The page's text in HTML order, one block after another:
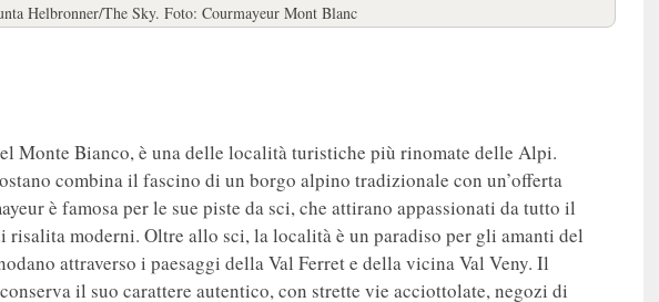
Helbronner/The Sky. Foto: Courmayeur Mont Blanc
Monte Bianco, è una delle località turistiche più rinomate delle Alpi.
combina il fascino di un borgo alpino tradizionale con un’offerta
è famosa per le sue piste da sci, che attirano appassionati da tutto il
risalita moderni. Oltre allo sci, la località è un paradiso per gli amanti del
attraverso i paesaggi della Val Ferret e della vicina Val Veny. Il
il suo carattere autentico, con strette vie acciottolate, negozi di